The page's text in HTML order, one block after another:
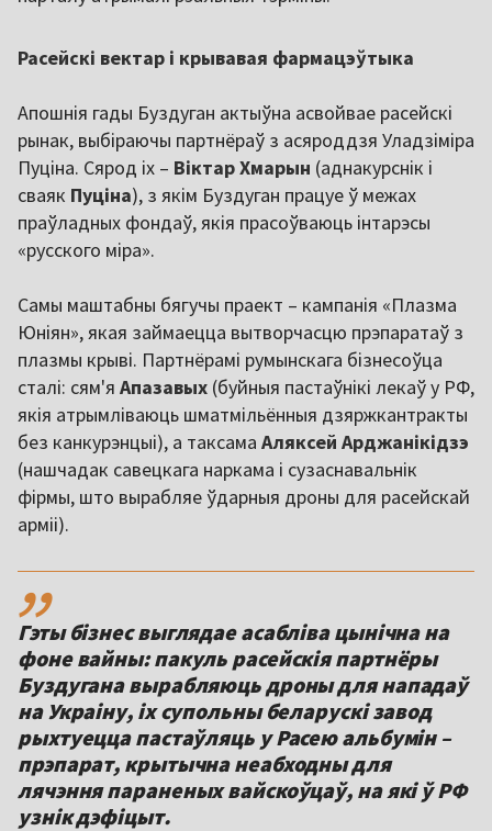
Расейскі вектар і крывавая фармацэўтыка
Апошнія гады Буздуган актыўна асвойвае расейскі
рынак, выбіраючы партнёраў з асяроддзя Уладзіміра
Пуціна. Сярод іх – Віктар Хмарын (аднакурснік і
сваяк Пуціна), з якім Буздуган працуе ў межах
праўладных фондаў, якія прасоўваюць інтарэсы
«русского міра».
Самы маштабны бягучы праект – кампанія «Плазма
Юніян», якая займаецца вытворчасцю прэпаратаў з
плазмы крыві. Партнёрамі румынскага бізнесоўца
сталі: сям'я Апазавых (буйныя пастаўнікі лекаў у РФ,
якія атрымліваюць шматмільённыя дзяржкантракты
без канкурэнцыі), а таксама Аляксей Арджанікідзэ
(нашчадак савецкага наркама і сузаснавальнік
фірмы, што вырабляе ўдарныя дроны для расейскай
арміі).
,,
Гэты бізнес выглядае асабліва цынічна на
фоне вайны: пакуль расейскія партнёры
Буздугана вырабляюць дроны для нападаў
на Украіну, іх супольны беларускі завод
рыхтуецца пастаўляць у Расею альбумін –
прэпарат, крытычна неабходны для
лячэння параненых вайскоўцаў, на які ў РФ
узнік дэфіцыт.